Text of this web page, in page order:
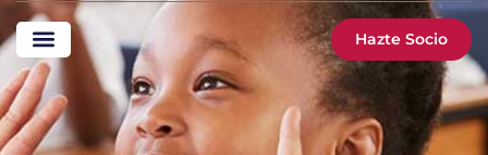
Hazte Socio